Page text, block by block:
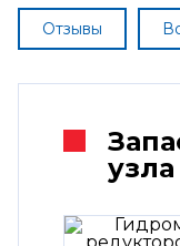
Отзывы
узла